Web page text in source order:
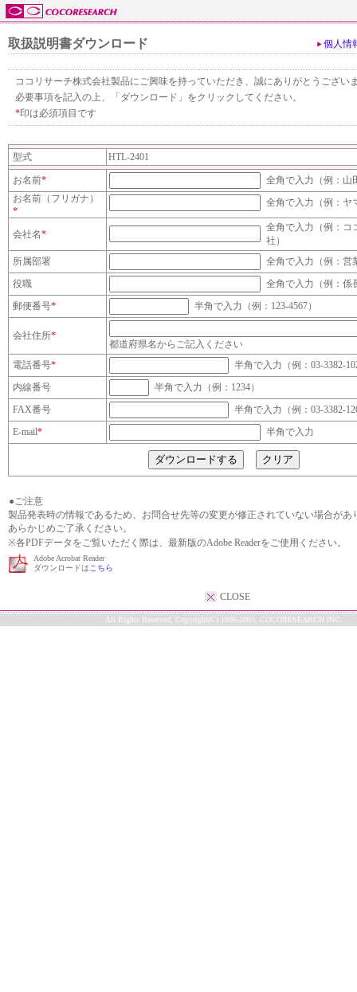
取扱説明書ダウンロード 個人情
ココリサーチ株式会社製品にご興味を持っていただき、誠にありがとうござい
必要事項を記入の上、「ダウンロード」をクリックしてください。
*印は必須項目です
型式 HTL-2401
お名前*
全角で入力（例：
お名前（フリガナ）
*
全角で入力（例：
会社名*
全角で入力（例：コ
社）
所属部署
全角で入力（例：営
役職
全角で入力（例：係
郵便番号* 半角で入力（例：123-4567）
会社住所*
都道府県名からご記入ください
電話番号*
半角で入力（例：03-3382-
内線番号
半角で入力（例：1234）
FAX番号
半角で入力（例：03-3382-
E-mail* 半角で入力
●ご注意
製品発表時の情報であるため、お問合せ先等の変更が修正されていない場合があ
あらかじめご了承ください。
※各PDFデータをご覧いただく際は、最新版のAdobe Readerをご使用ください。
Adobe Acrobat Reader
ダウンロードは こちら
CLOSE
All Rights Reserved, Copyright(C) 1996-2005, COCORESEARCH INC.